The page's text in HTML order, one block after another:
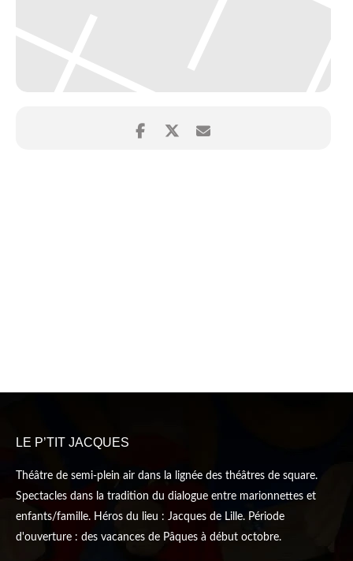
LE P’TIT JACQUES
Théâtre de semi-plein air dans la lignée des théâtres de square.
Spectacles dans la tradition du dialogue entre marionnettes et
enfants/famille. Héros du lieu : Jacques de Lille. Période
d'ouverture : des vacances de Pâques à début octobre.